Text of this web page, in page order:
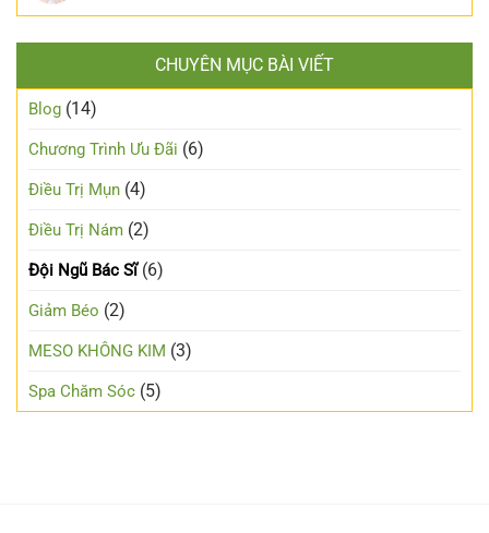
CHUYÊN MỤC BÀI VIẾT
Blog (14)
Chương Trình Ưu Đãi (6)
Điều Trị Mụn (4)
Điều Trị Nám (2)
Đội Ngũ Bác Sĩ(6)
Giảm Béo (2)
MESO KHÔNG KIM (3)
Spa Chăm Sóc (5)